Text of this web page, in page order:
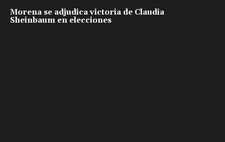
Morena se adjudica victoria de Claudia
Sheinbaum en elecciones